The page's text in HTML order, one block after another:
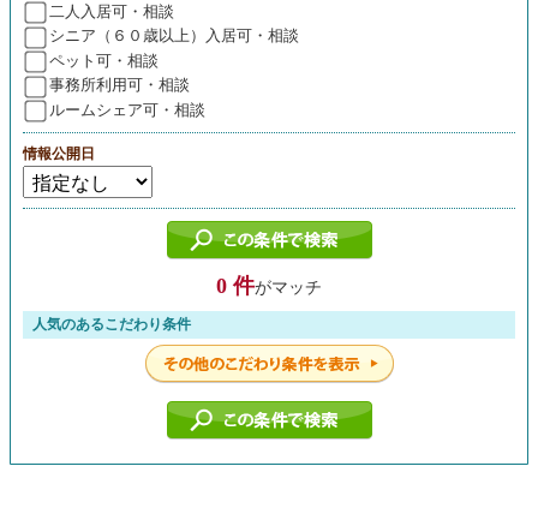
二人入居可・相談
シニア（６０歳以上）入居可・相談
ペット可・相談
事務所利用可・相談
ルームシェア可・相談
情報公開日
0 件がマッチ
人気のあるこだわり条件